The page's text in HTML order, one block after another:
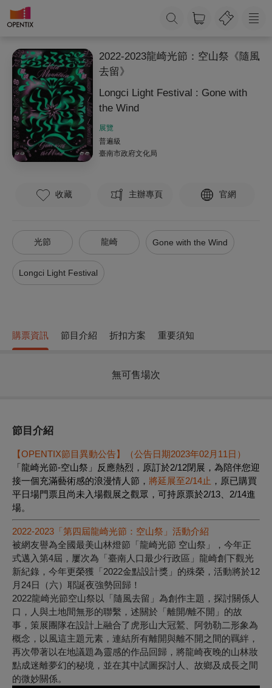
2022-2023龍崎光節：空山祭《隨風
去留》
Longci Light Festival : Gone with
the Wind
展覽
普遍級
臺南市政府文化局
收藏 主辦專頁 官網
光節 龍崎 Gone with the Wind
Longci Light Festival
購票資訊 節目介紹 折扣方案 重要須知
無可售場次
節目介紹
【OPENTIX節目異動公告】（公告日期2023年02月11日）
「龍崎光節-空山祭」反應熱烈，原訂於2/12閉展，為陪伴您迎
接一個充滿藝術感的浪漫情人節， 將延展至2/14止 ，原已購買
平日場門票且尚未入場觀展之觀眾，可持原票於2/13、2/14進
場。
2022-2023「第四屆龍崎光節：空山祭」活動介紹
被網友譽為全國最美山林燈節「龍崎光節 空山祭」，今年正
式邁入第4屆，屢次為「臺南人口最少行政區」龍崎創下觀光
新紀錄，今年更榮獲「2022金點設計獎」的殊榮，活動將於12
月24日（六）耶誕夜強勢回歸！
2022龍崎光節空山祭以「隨風去留」為創作主題，探討關係人
口，人與土地間無形的聯繫，述關於「離開/離不開」的故
事，策展團隊在設計上融合了虎形山大冠鷲、阿勃勒二形象為
概念，以風這主題元素，連結所有離開與離不開之間的羈絆，
再次帶著以在地議題為靈感的作品回歸，將龍崎夜晚的山林妝
點成迷離夢幻的秘境，並在其中試圖探討人、故鄉及成長之間
的微妙關係。